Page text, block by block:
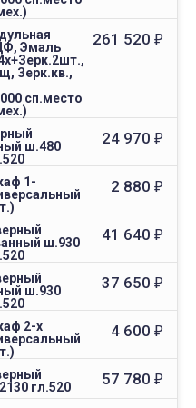
Эмаль
Зерк.кв.,
сп.место
261 520 ₽
ш.480
24 970 ₽
1-
2 880 ₽
ш.930
41 640 ₽
ш.930
37 650 ₽
2-х
4 600 ₽
гл.520
57 780 ₽